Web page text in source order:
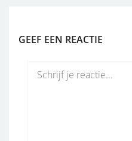
GEEF EEN REACTIE